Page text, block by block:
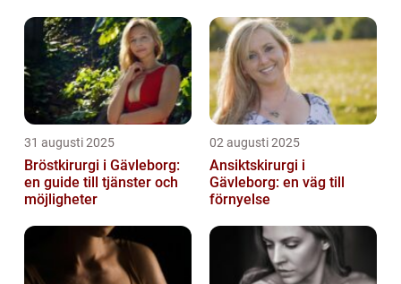
31 augusti 2025
Bröstkirurgi i Gävleborg:
en guide till tjänster och
möjligheter
02 augusti 2025
Ansiktskirurgi i
Gävleborg: en väg till
förnyelse